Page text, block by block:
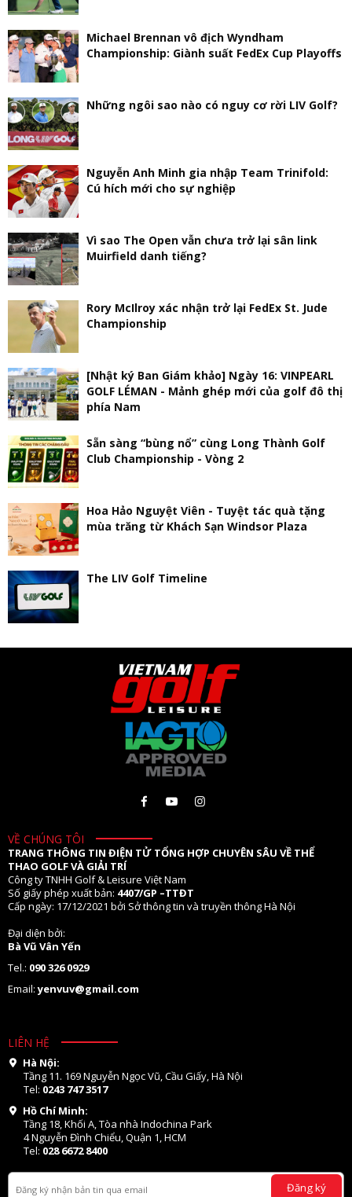
Michael Brennan vô địch Wyndham
Championship: Giành suất FedEx Cup Playoffs
Những ngôi sao nào có nguy cơ rời LIV Golf?
Nguyễn Anh Minh gia nhập Team Trinifold:
Cú hích mới cho sự nghiệp
Vì sao The Open vẫn chưa trở lại sân link
Muirfield danh tiếng?
Rory McIlroy xác nhận trở lại FedEx St. Jude
Championship
[Nhật ký Ban Giám khảo] Ngày 16: VINPEARL
GOLF LÉMAN - Mảnh ghép mới của golf đô thị
phía Nam
Sẵn sàng “bùng nổ” cùng Long Thành Golf
Club Championship - Vòng 2
Hoa Hảo Nguyệt Viên - Tuyệt tác quà tặng
mùa trăng từ Khách Sạn Windsor Plaza
The LIV Golf Timeline
VỀ CHÚNG TÔI
TRANG THÔNG TIN ĐIỆN TỬ TỔNG HỢP CHUYÊN SÂU VỀ THỂ
THAO GOLF VÀ GIẢI TRÍ
Công ty TNHH Golf & Leisure Việt Nam
Số giấy phép xuất bản: 4407/GP –TTĐT
Cấp ngày: 17/12/2021 bởi Sở thông tin và truyền thông Hà Nội
Đại diện bởi:
Bà Vũ Vân Yến
Tel.: 090 326 0929
Email:yenvuv@gmail.com
LIÊN HỆ
Hà Nội:
Tầng 11. 169 Nguyễn Ngọc Vũ, Cầu Giấy, Hà Nội
Tel: 0243 747 3517
Hồ Chí Minh:
Tầng 18, Khối A, Tòa nhà Indochina Park
4 Nguyễn Đình Chiểu, Quận 1, HCM
Tel: 028 6672 8400
Đăng ký